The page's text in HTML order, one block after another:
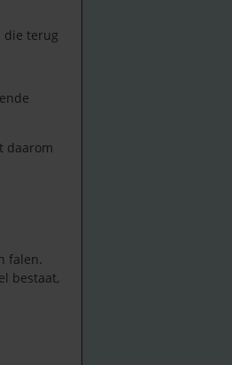
die terug
daarom
falen.
bestaat,